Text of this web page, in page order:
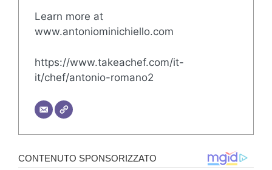
Learn more at
www.antoniominichiello.com
https://www.takeachef.com/it-
it/chef/antonio-romano2